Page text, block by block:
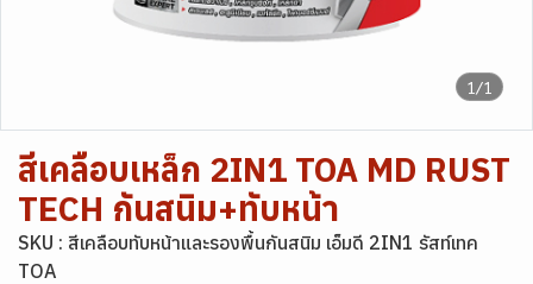
1/1
สีเคลือบเหล็ก 2IN1 TOA MD RUST
TECH กันสนิม+ทับหน้า
SKU : สีเคลือบทับหน้าและรองพื้นกันสนิม เอ็มดี 2IN1 รัสท์เทค
TOA